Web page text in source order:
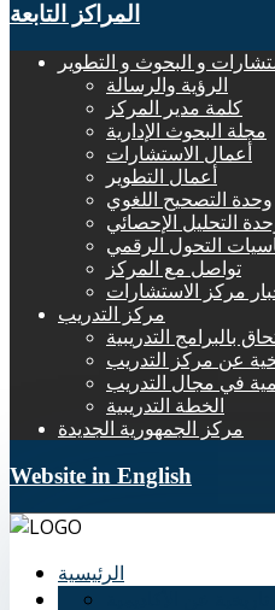
المراكز التابعة
و البحوث و التطوير
الرؤية والرسالة
كلمة مدير المركز
مجلة البحوث الإدارية
أعمال الاستشارات
أعمال التطوير
وحدة التصحيح اللغوي
التحليل الإحصائي
التحول الرقمي
تواصل مع المركز
مركز الاستشارات
مركز التدريب
بالبرامج التدريبية
عن مركز التدريب
في مجال التدريب
الخطة التدريبية
مركز الجمهورية الجديدة
Website in English
الرئيسية